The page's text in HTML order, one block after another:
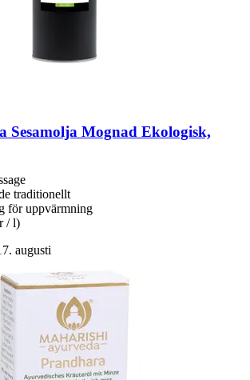
Sesamolja Mognad Ekologisk,
traditionellt
för uppvärmning
/ l)
augusti